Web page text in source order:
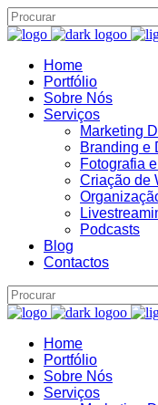
Home
Portfólio
Sobre Nós
Serviços
Marketing
Branding e
Fotografia
Criação de
Podcasts
Blog
Contactos
Home
Portfólio
Sobre Nós
Serviços
Assistente
Online